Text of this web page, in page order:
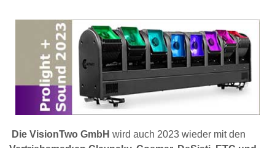
Die VisionTwo GmbH wird auch 2023 wieder mit den